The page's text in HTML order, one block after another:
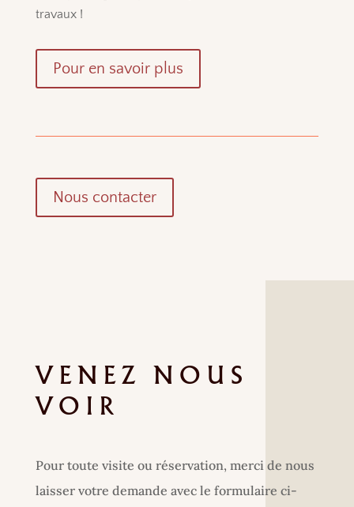
travaux !
Pour en savoir plus
Nous contacter
VENEZ NOUS
VOIR
Pour toute visite ou réservation, merci de nous
laisser votre demande avec le formulaire ci-